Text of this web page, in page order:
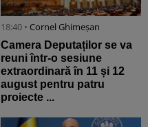
18:40 • Cornel Ghimeșan
Camera Deputaților se va
reuni într-o sesiune
extraordinară în 11 și 12
august pentru patru
proiecte ...